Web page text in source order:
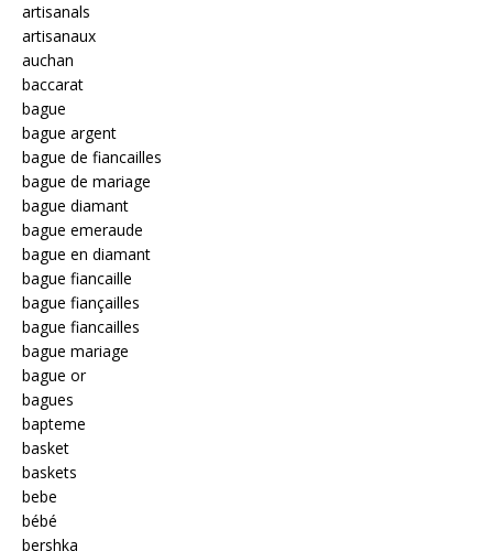
artisanals
artisanaux
auchan
baccarat
bague
bague argent
bague de fiancailles
bague de mariage
bague diamant
bague emeraude
bague en diamant
bague fiancaille
bague fiançailles
bague fiancailles
bague mariage
bague or
bagues
bapteme
basket
baskets
bebe
bébé
bershka